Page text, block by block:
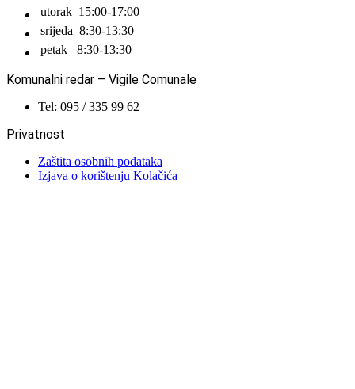
utorak 15:00-17:00
srijeda 8:30-13:30
petak
8:30-13:30
Komunalni redar – Vigile Comunale
Tel: 095 / 335 99 62
Privatnost
Zaštita osobnih podataka
Izjava o korištenju Kolačića